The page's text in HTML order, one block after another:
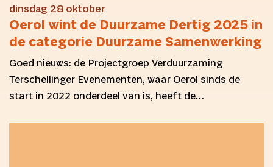
dinsdag 28 oktober
Oerol wint de Duurzame Dertig 2025 in
de categorie Duurzame Samenwerking
Goed nieuws: de Projectgroep Verduurzaming
Terschellinger Evenementen, waar Oerol sinds de
start in 2022 onderdeel van is, heeft de…